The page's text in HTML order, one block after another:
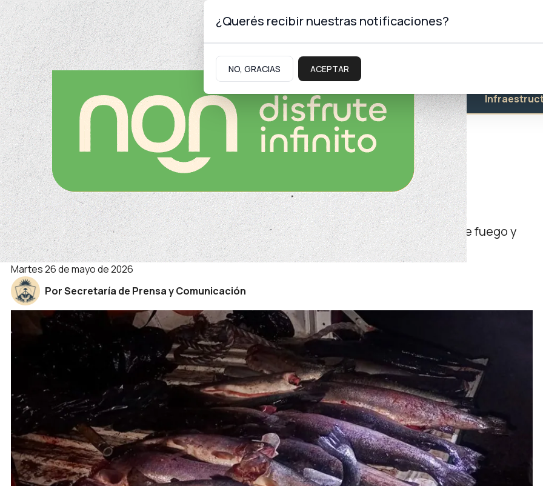
Viernes 7deAgostode 2026
Neuquinidad Gabinete Turismo Educación Salud
Seguridad
Piedra del Águila y Chapelco
Otro golpe a la pesca ilegal y la caza furtiva
En uno de los operativos encontraron 60 truchas. En otro secuestraron un arma de fuego y
municiones. Se iniciaron las diligencias judiciales.
martes 26 de mayo de 2026
Por Secretaría de Prensa y Comunicación
¿Querés recibir nuestras notificaciones?
NO, GRACIAS ACEPTAR